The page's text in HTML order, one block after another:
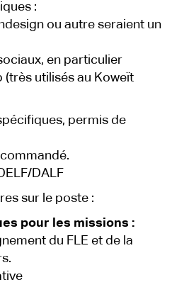
:
ou autre seraient un
en particulier
(très utilisés au Koweït
permis de
DALF
sur le poste :
pour les missions :
du FLE et de la